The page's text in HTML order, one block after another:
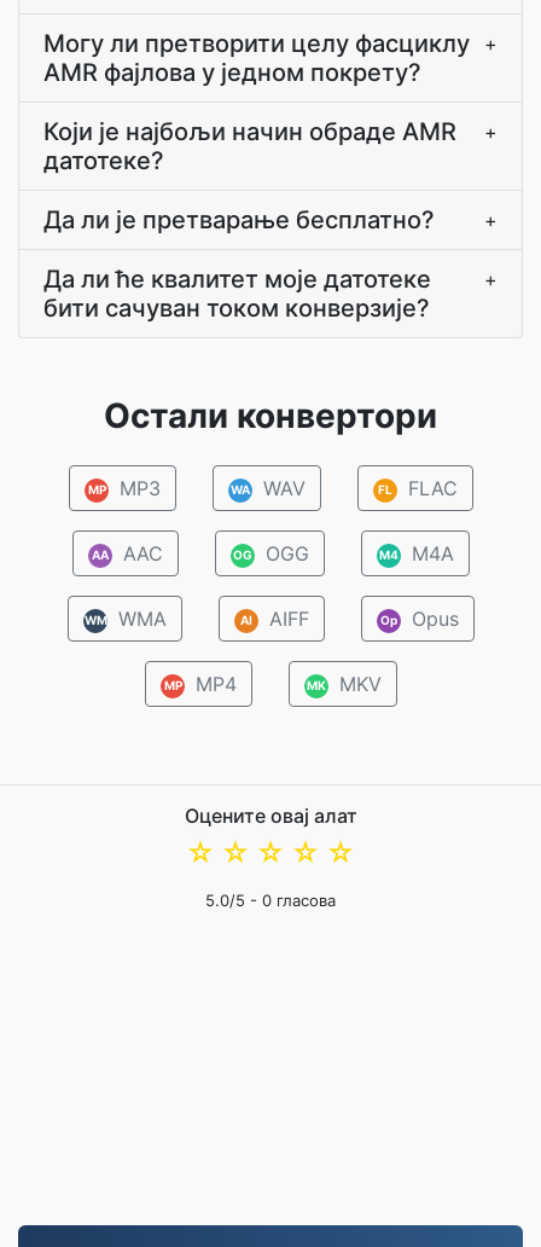
Могу ли претворити целу фасциклу
AMR фајлова у једном покрету?
+
Који је најбољи начин обраде AMR
датотеке?
+
Да ли је претварање бесплатно? +
Да ли ће квалитет моје датотеке
бити сачуван током конверзије?
+
Остали конвертори
MP MP3 WA WAV FL FLAC
AA AAC OG OGG M4 M4A
WM WMA AI AIFF Op Opus
MP MP4 MK MKV
Оцените овај алат
☆
☆
☆
☆
☆
5.0/5 - 0 гласова